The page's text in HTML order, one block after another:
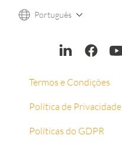
Português
Termos e Condições
Política de Privacidade
Políticas do GDPR